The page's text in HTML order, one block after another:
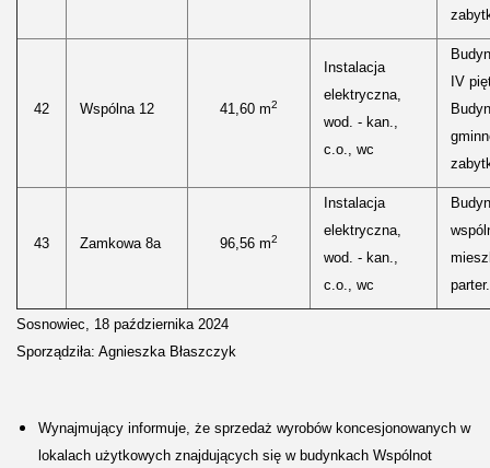
42 Wspólna 12 41,60 m2
Instalacja
elektryczna,
wod. - kan.,
c.o., wc
IV
43 Zamkowa 8a 96,56 m2
Instalacja
elektryczna,
wod. - kan.,
c.o., wc
parter.
Sosnowiec, 18 października 2024
Sporządziła: Agnieszka Błaszczyk
Wynajmujący informuje, że sprzedaż wyrobów koncesjonowanych w
lokalach użytkowych znajdujących się w budynkach Wspólnot